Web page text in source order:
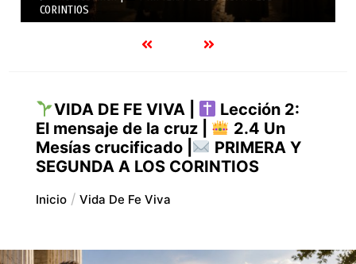
SEGUNDA A LOS CORINTIOS
VIDA DE FE VIVA |
Lección 2:
El mensaje de la cruz |
2.4 Un
Mesías crucificado |
PRIMERA Y
SEGUNDA A LOS CORINTIOS
Inicio Vida De Fe Viva